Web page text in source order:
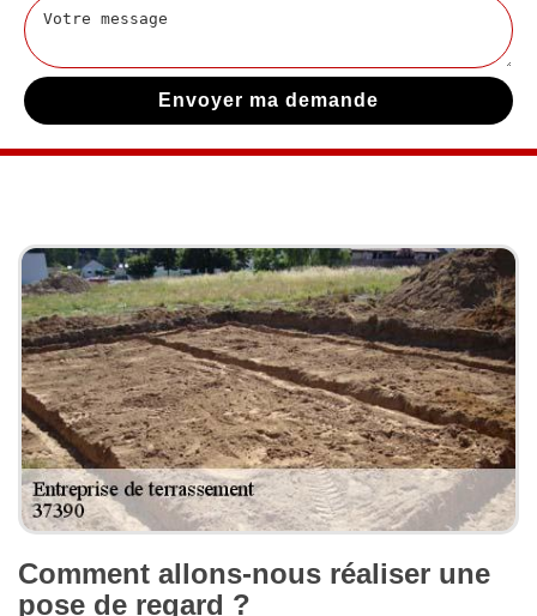
Comment allons-nous réaliser une
pose de regard ?